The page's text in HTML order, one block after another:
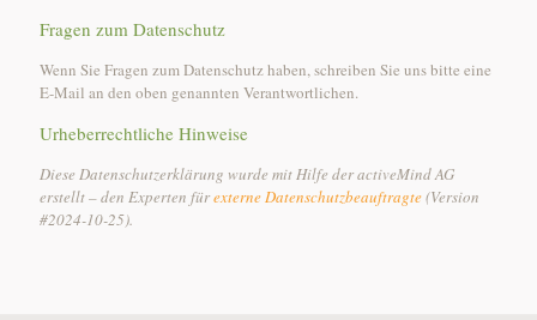
Fragen zum Datenschutz
Wenn Sie Fragen zum Datenschutz haben, schreiben Sie uns bitte eine
E-Mail an den oben genannten Verantwortlichen.
Urheberrechtliche Hinweise
Diese Datenschutzerklärung wurde mit Hilfe der activeMind AG
erstellt – den Experten fürexterne Datenschutzbeauftragte(Version
#2024-10-25).